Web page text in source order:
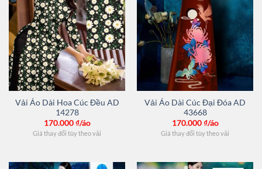
Vải Áo Dài Hoa Cúc Đều AD
14278
170.000₫/áo
Giá thay đổi tùy theo vải
Vải Áo Dài Cúc Đại Đóa AD
43668
170.000₫/áo
Giá thay đổi tùy theo vải